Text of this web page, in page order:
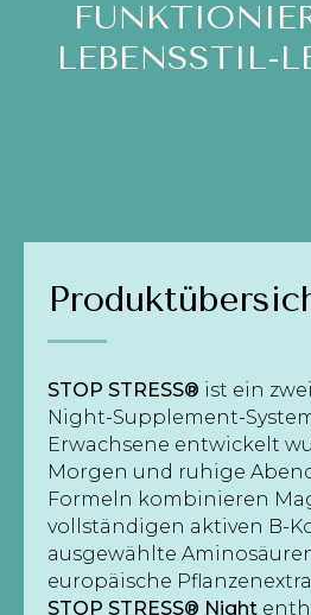
LEBENSSTIL-
STOP STRESS® ist ein
Night-Supplement-
Erwachsene entwickelt
Morgen und ruhige
Formeln kombinieren
vollständigen aktiven B-
ausgewählte
europäische
STOP STRESS® Night